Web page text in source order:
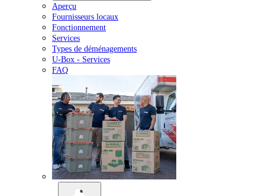
Aperçu
Fournisseurs locaux
Fonctionnement
Services
Types de déménagements
U-Box - Services
FAQ